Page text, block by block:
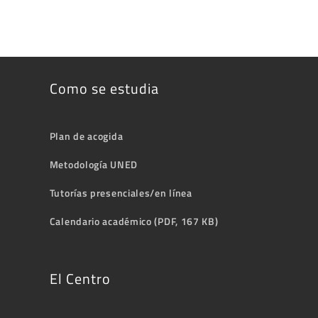
Como se estudia
Plan de acogida
Metodología UNED
Tutorías presenciales/en línea
Calendario académico (PDF, 167 KB)
El Centro